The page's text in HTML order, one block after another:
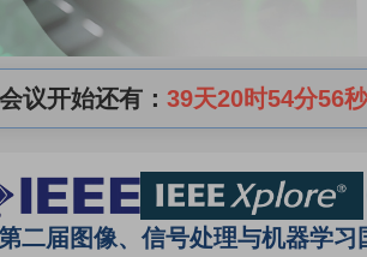
议开始还有： 39天20时54分55秒
二届图像、信号处理与机器学习